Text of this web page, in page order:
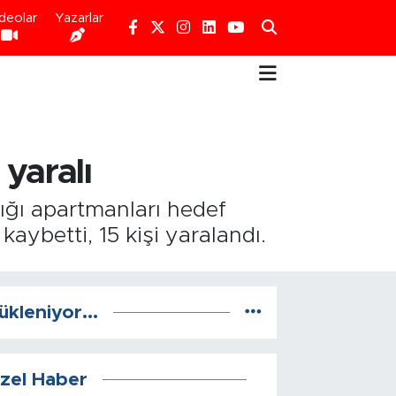
Yazarlar
apartmanları hedef
15 kişi yaralandı.
Haber